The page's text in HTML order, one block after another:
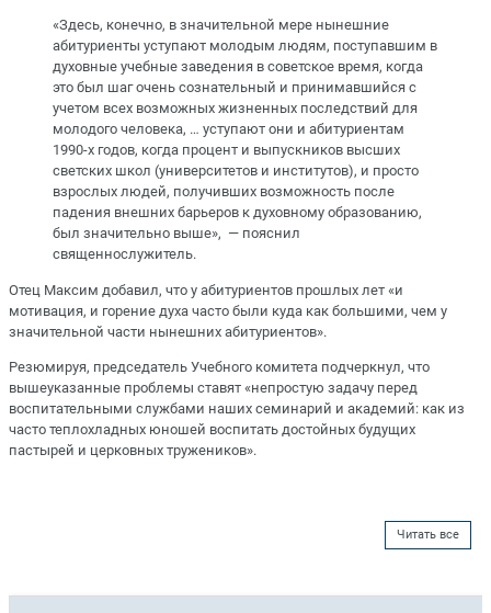
«Здесь, конечно, в значительной мере нынешние
абитуриенты уступают молодым людям, поступавшим в
духовные учебные заведения в советское время, когда
это был шаг очень сознательный и принимавшийся с
учетом всех возможных жизненных последствий для
молодого человека, … уступают они и абитуриентам
1990-х годов, когда процент и выпускников высших
светских школ (университетов и институтов), и просто
взрослых людей, получивших возможность после
падения внешних барьеров к духовному образованию,
был значительно выше», — пояснил
священнослужитель.
Отец Максим добавил, что у абитуриентов прошлых лет «и
мотивация, и горение духа часто были куда как большими, чем у
значительной части нынешних абитуриентов».
Резюмируя, председатель Учебного комитета подчеркнул, что
вышеуказанные проблемы ставят «непростую задачу перед
воспитательными службами наших семинарий и академий: как из
часто теплохладных юношей воспитать достойных будущих
пастырей и церковных тружеников».
Читать все